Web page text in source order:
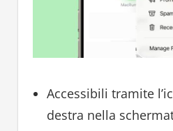
Accessibili tramite
destra nella